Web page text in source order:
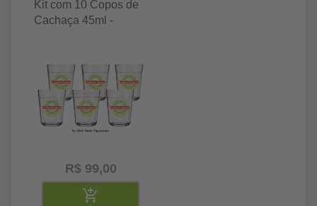
Kit com 10 Copos de
Cachaça 45ml -
R$ 99,00